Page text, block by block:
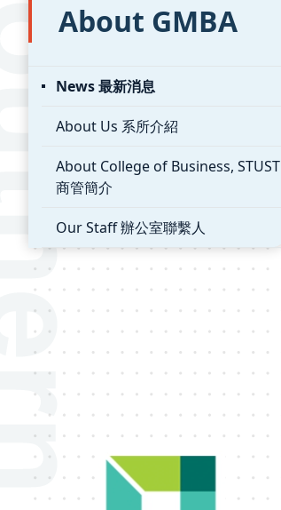
About GMBA
News 最新消息
About Us 系所介紹
About College of Business, STUST
商管簡介
Our Staff 辦公室聯繫人